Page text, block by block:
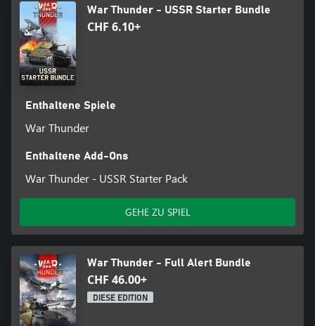
War Thunder - USSR Starter Bundle
CHF 6.10+
Enthaltene Spiele
War Thunder
Enthaltene Add-Ons
War Thunder - USSR Starter Pack
GEHE ZU SPIEL
War Thunder - Full Alert Bundle
CHF 46.00+
DIESE EDITION